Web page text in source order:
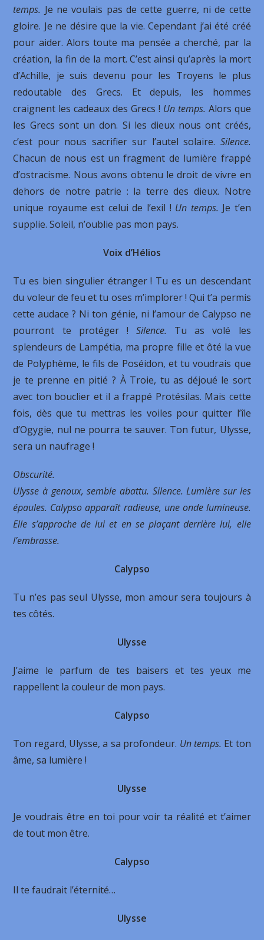
temps. Je ne voulais pas de cette guerre, ni de cette
gloire. Je ne désire que la vie. Cependant j’ai été créé
pour aider. Alors toute ma pensée a cherché, par la
création, la fin de la mort. C’est ainsi qu’après la mort
d’Achille, je suis devenu pour les Troyens le plus
redoutable des Grecs. Et depuis, les hommes
craignent les cadeaux des Grecs ! Un temps. Alors que
les Grecs sont un don. Si les dieux nous ont créés,
c’est pour nous sacrifier sur l’autel solaire. Silence.
Chacun de nous est un fragment de lumière frappé
d’ostracisme. Nous avons obtenu le droit de vivre en
dehors de notre patrie : la terre des dieux. Notre
unique royaume est celui de l’exil ! Un temps. Je t’en
supplie. Soleil, n’oublie pas mon pays.
Voix d’Hélios
Tu es bien singulier étranger ! Tu es un descendant
du voleur de feu et tu oses m’implorer ! Qui t’a permis
cette audace ? Ni ton génie, ni l’amour de Calypso ne
pourront te protéger ! Silence. Tu as volé les
splendeurs de Lampétia, ma propre fille et ôté la vue
de Polyphème, le fils de Poséidon, et tu voudrais que
je te prenne en pitié ? À Troie, tu as déjoué le sort
avec ton bouclier et il a frappé Protésilas. Mais cette
fois, dès que tu mettras les voiles pour quitter l’île
d’Ogygie, nul ne pourra te sauver. Ton futur, Ulysse,
sera un naufrage !
Obscurité.
Ulysse à genoux, semble abattu. Silence. Lumière sur les
épaules. Calypso apparaît radieuse, une onde lumineuse.
Elle s’approche de lui et en se plaçant derrière lui, elle
l’embrasse.
Calypso
Tu n’es pas seul Ulysse, mon amour sera toujours à
tes côtés.
Ulysse
J’aime le parfum de tes baisers et tes yeux me
rappellent la couleur de mon pays.
Calypso
Ton regard, Ulysse, a sa profondeur. Un temps. Et ton
âme, sa lumière !
Ulysse
Je voudrais être en toi pour voir ta réalité et t’aimer
de tout mon être.
Calypso
Il te faudrait l’éternité…
Ulysse